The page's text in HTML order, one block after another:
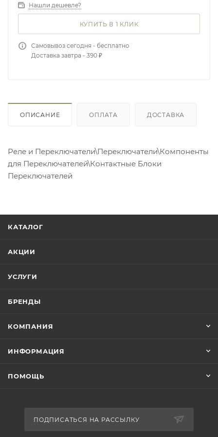
Нашли дешевле?
КУПИТЬ В 1 КЛИК
Самовывоз сегодня - бесплатно
Доставка завтра - 390 ₽
ОПИСАНИЕ ОПЛАТА ДОСТАВКА
Реле и Переключатели\Переключатели\Компоненты
для Переключателей\Контактные Блоки
Переключателей
КАТАЛОГ
АКЦИИ
УСЛУГИ
БРЕНДЫ
КОМПАНИЯ
ИНФОРМАЦИЯ
ПОМОЩЬ
ПОДПИСАТЬСЯ НА РАССЫЛКУ